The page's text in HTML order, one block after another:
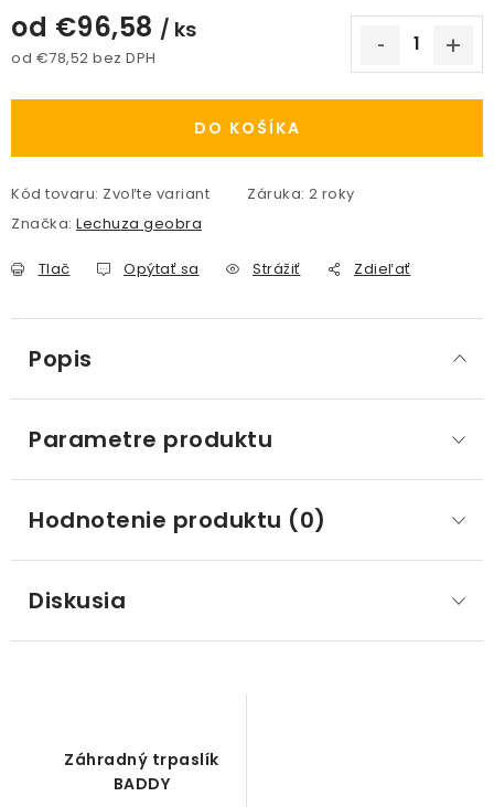
od €96,58 / ks
od €78,52 bez DPH
DO KOŠÍKA
Kód tovaru: Zvoľte variant Záruka: 2 roky
Značka: Lechuza geobra
Tlač Opýtať sa Strážiť Zdieľať
Popis
Parametre produktu
Hodnotenie produktu (0)
Diskusia
Záhradný trpaslík
BADDY